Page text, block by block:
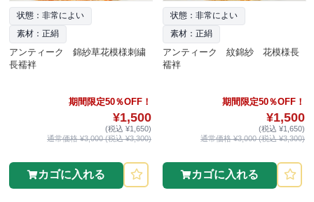
状態：非常によい
素材：正絹
アンティーク 錦紗草花模様刺繍
長襦袢
期間限定50％OFF！
¥1,500
(税込 ¥1,650)
通常価格 ¥3,000 (税込 ¥3,300)
カゴに入れる
状態：非常によい
素材：正絹
アンティーク 紋錦紗 花模様長
襦袢
期間限定50％OFF！
¥1,500
(税込 ¥1,650)
通常価格 ¥3,000 (税込 ¥3,300)
カゴに入れる